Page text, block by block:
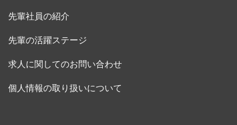
先輩社員の紹介
先輩の活躍ステージ
求人に関してのお問い合わせ
個人情報の取り扱いについて